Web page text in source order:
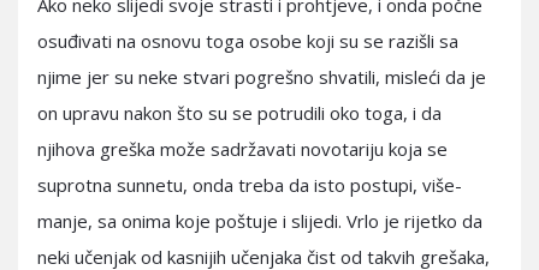
Ako neko slijedi svoje strasti i prohtjeve, i onda počne
osuđivati na osnovu toga osobe koji su se razišli sa
njime jer su neke stvari pogrešno shvatili, misleći da je
on upravu nakon što su se potrudili oko toga, i da
njihova greška može sadržavati novotariju koja se
suprotna sunnetu, onda treba da isto postupi, više-
manje, sa onima koje poštuje i slijedi. Vrlo je rijetko da
neki učenjak od kasnijih učenjaka čist od takvih grešaka,